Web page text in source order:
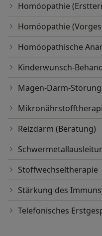
Homöopathie
Homöopathie
Homöopathische
Kinderwunsch-
Magen-Darm-
Reizdarm (Beratung)
Stoffwechseltherapie
Stärkung des
Telefonisches